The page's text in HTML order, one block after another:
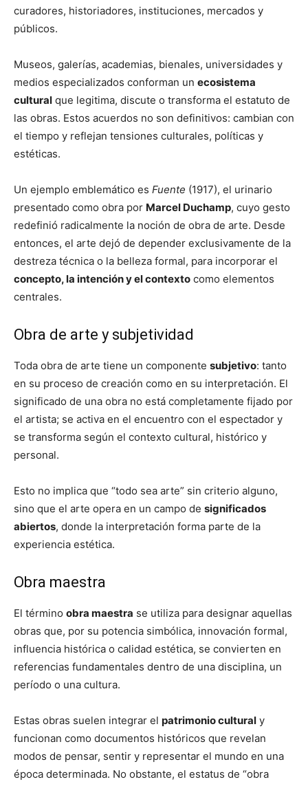
curadores, historiadores, instituciones, mercados y
públicos.
Museos, galerías, academias, bienales, universidades y
medios especializados conforman un ecosistema
cultural que legitima, discute o transforma el estatuto de
las obras. Estos acuerdos no son definitivos: cambian con
el tiempo y reflejan tensiones culturales, políticas y
estéticas.
Un ejemplo emblemático es Fuente (1917), el urinario
presentado como obra por Marcel Duchamp, cuyo gesto
redefinió radicalmente la noción de obra de arte. Desde
entonces, el arte dejó de depender exclusivamente de la
destreza técnica o la belleza formal, para incorporar el
concepto, la intención y el contexto como elementos
centrales.
Obra de arte y subjetividad
Toda obra de arte tiene un componente subjetivo: tanto
en su proceso de creación como en su interpretación. El
significado de una obra no está completamente fijado por
el artista; se activa en el encuentro con el espectador y
se transforma según el contexto cultural, histórico y
personal.
Esto no implica que “todo sea arte” sin criterio alguno,
sino que el arte opera en un campo de significados
abiertos, donde la interpretación forma parte de la
experiencia estética.
Obra maestra
El término obra maestra se utiliza para designar aquellas
obras que, por su potencia simbólica, innovación formal,
influencia histórica o calidad estética, se convierten en
referencias fundamentales dentro de una disciplina, un
período o una cultura.
Estas obras suelen integrar el patrimonio cultural y
funcionan como documentos históricos que revelan
modos de pensar, sentir y representar el mundo en una
época determinada. No obstante, el estatus de “obra